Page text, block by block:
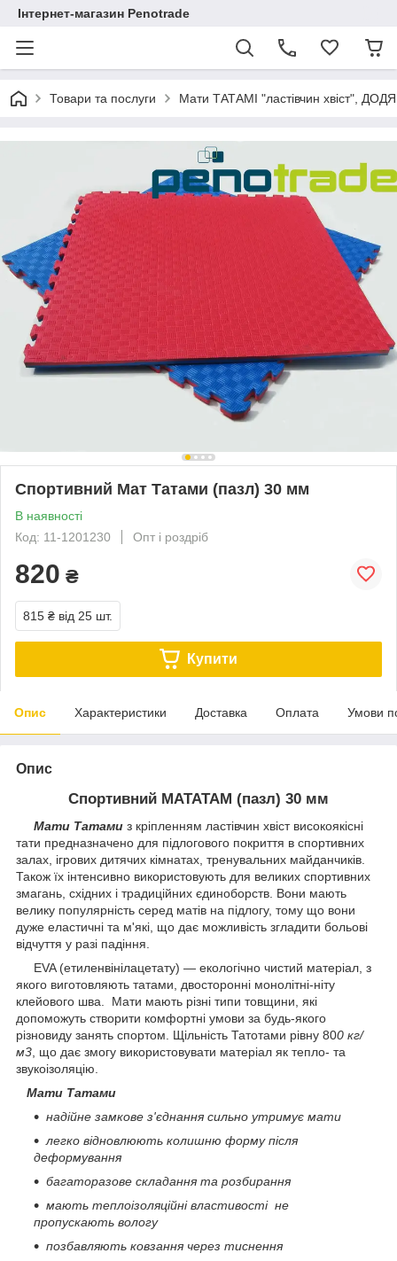
Інтернет-магазин Penotrade
Товари та послуги Мати ТАТАМІ "ластівчин хвіст",
Спортивний Мат Татами (пазл) 30 мм
В наявності
Код: 11-1201230
Опт і роздріб
820 ₴
815 ₴ від 25 шт.
Купити
Опис Характеристики Доставка Оплата Умови
Опис
Спортивний МАТАТАМ (пазл) 30 мм
Мати Татами з кріпленням ластівчин хвіст високоякісні
тати предназначено для підлогового покриття в спортивних
залах, ігрових дитячих кімнатах, тренувальних майданчиків.
Також їх інтенсивно використовують для великих спортивних
змагань, східних і традиційних єдиноборств. Вони мають
велику популярність серед матів на підлогу, тому що вони
дуже еластичні та м'які, що дає можливість згладити больові
відчуття у разі падіння.
EVA (етиленвінілацетату) — екологічно чистий матеріал, з
якого виготовляють татами, двосторонні монолітні-ніту
клейового шва. Мати мають різні типи товщини, які
допоможуть створити комфортні умови за будь-якого
різновиду занять спортом. Щільність Татотами рівну 800 кг/
м3 , що дає змогу використовувати матеріал як тепло- та
звукоізоляцію.
Мати Татами
надійне замкове з'єднання сильно утримує мати
легко відновлюють колишню форму після
деформування
багаторазове складання та розбирання
мають теплоізоляційні властивості не
пропускають вологу
позбавляють ковзання через тиснення